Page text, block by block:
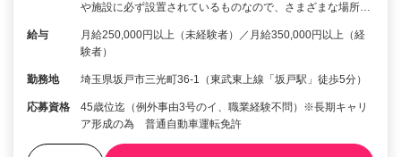
や施設に必ず設置されているものなので、さまざまな場所…
給与
月給250,000円以上（未経験者）／月給350,000円以上（経
験者）
勤務地 埼玉県坂戸市三光町36-1（東武東上線「坂戸駅」徒歩5分）
応募資格
45歳位迄（例外事由3号のイ、職業経験不問）※長期キャリ
ア形成の為 普通自動車運転免許